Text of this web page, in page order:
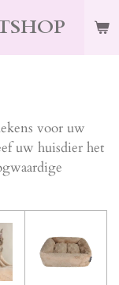
voor uw
uw huisdier het